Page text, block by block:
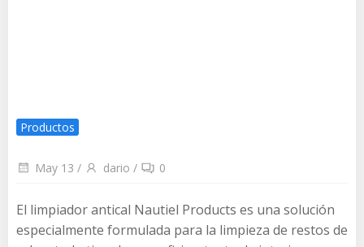
Productos
May 13 / dario / 0
El limpiador antical Nautiel Products es una solución
especialmente formulada para la limpieza de restos de